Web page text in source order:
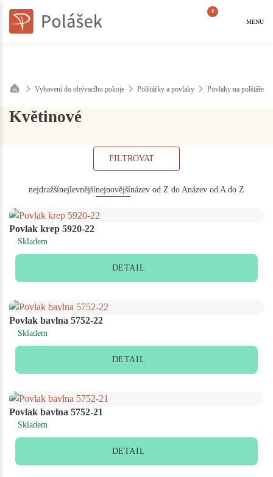
0
MENU
Vybavení do obývacího pokoje Polštářky a povlaky Povlaky na polštáře
Květinové
FILTROVAT
nejdražšínejlevnějšínejnovějšínázev od Z do Anázev od A do Z
Povlak krep 5920-22
Skladem
DETAIL
Povlak bavlna 5752-22
Skladem
DETAIL
Povlak bavlna 5752-21
Skladem
DETAIL